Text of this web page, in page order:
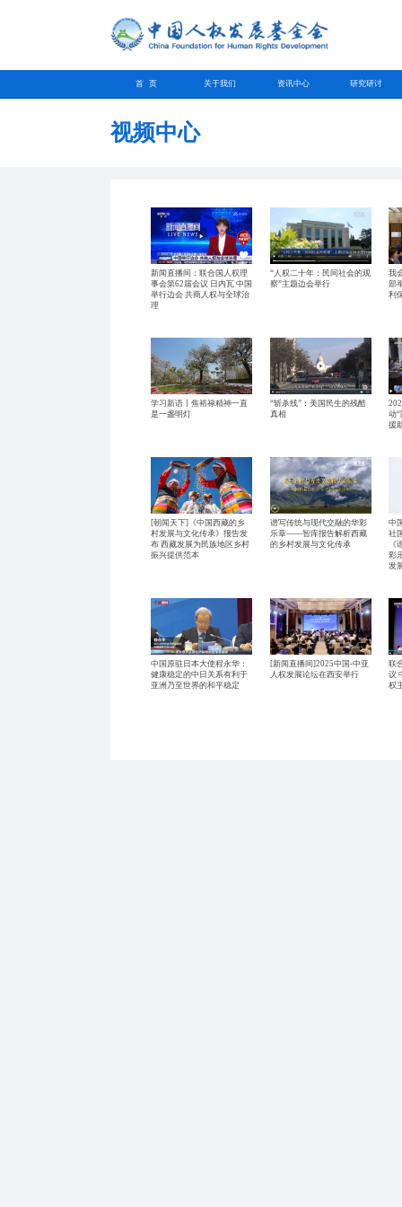
首 页 关于我们 资讯中心 研究研讨
视频中心
新闻直播间：联合国人权理
事会第62届会议 日内瓦 中国
举行边会 共商人权与全球治
理
“人权二十年：民间社会的观
察”主题边会举行
我
部
利
学习新语丨焦裕禄精神一直
是一盏明灯
“斩杀线”：美国民生的残酷
真相
动
援
[朝闻天下]《中国西藏的乡
村发展与文化传承》报告发
布 西藏发展为民族地区乡村
振兴提供范本
谱写传统与现代交融的华彩
乐章——智库报告解析西藏
的乡村发展与文化传承
中
社
《
彩
发
中国原驻日本大使程永华：
健康稳定的中日关系有利于
亚洲乃至世界的和平稳定
[新闻直播间]2025中国-中亚
人权发展论坛在西安举行
联
议
权